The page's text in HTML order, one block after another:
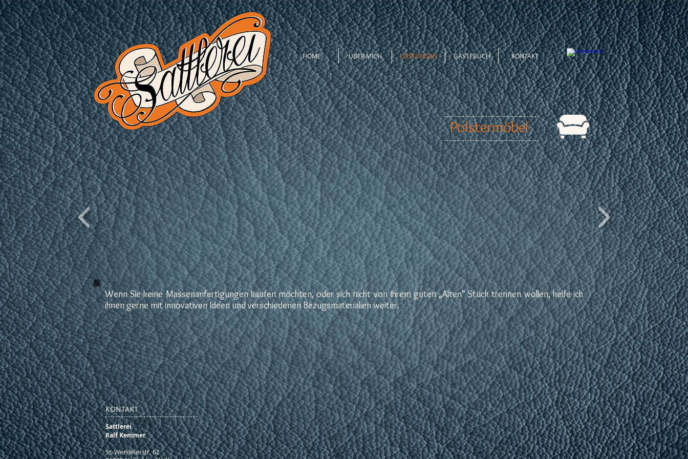
HOME ÜBER MICH LEISTUNGEN GÄSTEBUCH KONTAKT
Polstermöbel
Wenn Sie keine Massenanfertigungen kaufen möchten, oder sich nicht von Ihrem guten „Alten“ Stück trennen wollen, helfe ich
ihnen gerne mit innovativen Ideen und verschiedenen Bezugsmaterialien weiter.
KONTAKT
Sattlerei
Ralf Kemmer
St. Wendelerstr. 62